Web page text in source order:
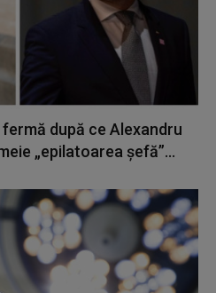
după ce Alexandru
„epilatoarea șefă”...